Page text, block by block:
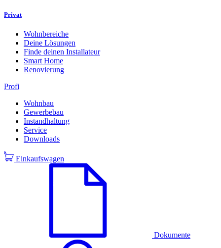
Privat
Wohnbereiche
Deine Lösungen
Finde deinen Installateur
Smart Home
Renovierung
Profi
Wohnbau
Gewerbebau
Instandhaltung
Service
Downloads
Einkaufswagen
Dokumente